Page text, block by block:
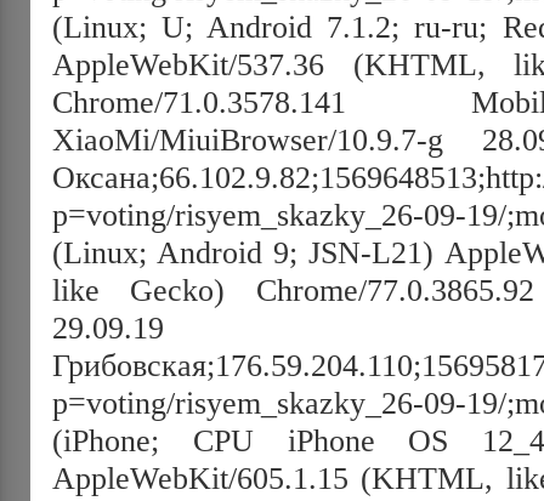
(Linux; U; Android 7.1.2; ru-ru;
AppleWebKit/537.36 (KHTML,
Chrome/71.0.3578.141
XiaoMi/MiuiBrowser/10.9.7-g
p=voting/risyem_skazky_26-09-19/
(Linux; Android 9; JSN-L21)
like Gecko) Chrome/
29.09.19
p=voting/risyem_skazky_26-09-19/
(iPhone; CPU iPhone OS
AppleWebKit/605.1.15 (KHTML,